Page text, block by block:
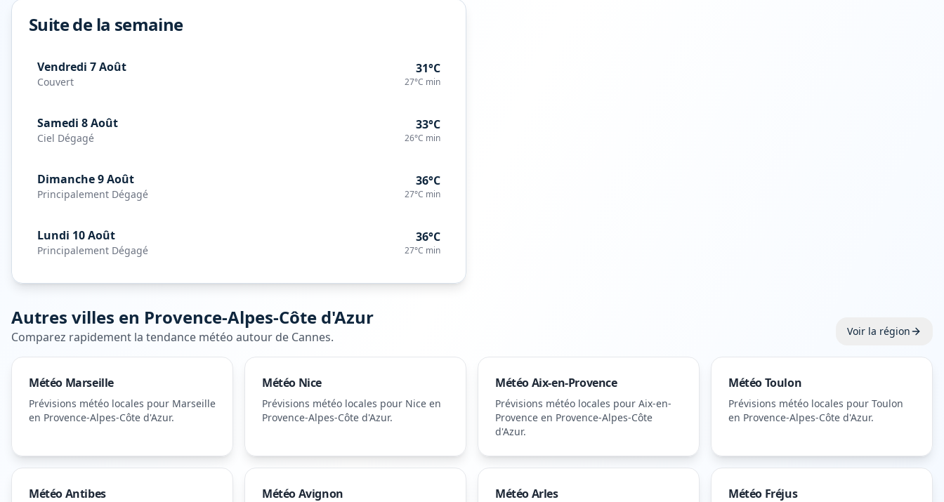
Suite de la semaine
Vendredi 7 Août
Couvert
31°C
27°C min
Samedi 8 Août
Ciel Dégagé
33°C
26°C min
Dimanche 9 Août
Principalement Dégagé
36°C
27°C min
Lundi 10 Août
Principalement Dégagé
36°C
27°C min
Autres villes en Provence-Alpes-Côte d'Azur
Comparez rapidement la tendance météo autour de Cannes. Voir la région
Météo Marseille
Prévisions météo locales pour Marseille
en Provence-Alpes-Côte d'Azur.
Météo Nice
Prévisions météo locales pour Nice en
Provence-Alpes-Côte d'Azur.
MétéoAix-en-Provence
Prévisions météo locales pour Aix-en-
Provence en Provence-Alpes-Côte
d'Azur.
MétéoToulon
Prévisions météo locales pour Toulon
en Provence-Alpes-Côte d'Azur.
MétéoAntibes MétéoAvignon MétéoArles Météo Fréjus